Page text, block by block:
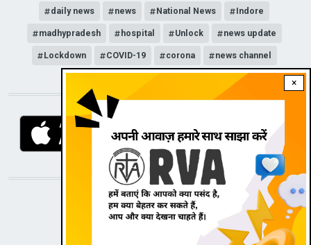
×
daily news news National News Indore
madhypradesh hospital Unlock news update
Lockdown COVID-19 corona news channel
DOWNLOAD RVA APP
STAY CONNECTED WITH US!